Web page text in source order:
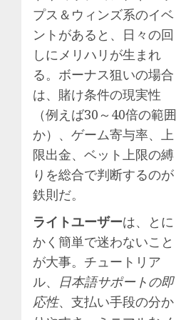
プス＆ウィンズ系のイベ
ントがあると、日々の回
しにメリハリが生まれ
る。ボーナス狙いの場合
は、賭け条件の現実性
（例えば30～40倍の範囲
か）、ゲーム寄与率、上
限出金、ベット上限の縛
りを総合で判断するのが
鉄則だ。
ライトユーザーは、とに
かく簡単で迷わないこと
が大事。チュートリア
ル、
日本語サポートの即
応性、支払い手段の分か